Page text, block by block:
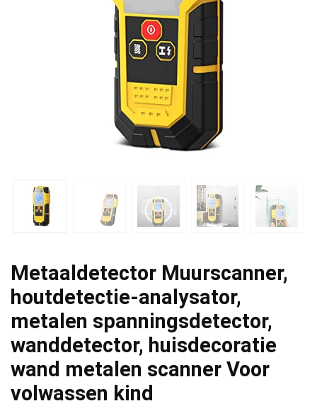
Metaaldetector Muurscanner,
houtdetectie-analysator,
metalen spanningsdetector,
wanddetector, huisdecoratie
wand metalen scanner Voor
volwassen kind